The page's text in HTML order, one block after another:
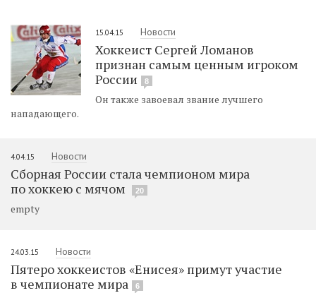
15.04.15 Новости
Хоккеист Сергей Ломанов
признан самым ценным игроком
России
8
Он также завоевал звание лучшего
нападающего.
4.04.15 Новости
Сборная России стала чемпионом мира
по хоккею с мячом
20
empty
24.03.15 Новости
Пятеро хоккеистов «Енисея» примут участие
в чемпионате мира
6